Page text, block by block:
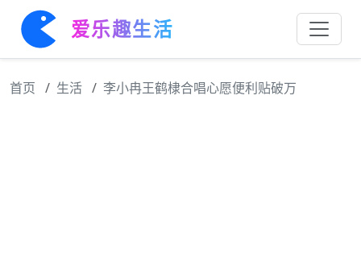
爱乐趣生活
首页 生活 李小冉王鹤棣合唱心愿便利贴破万